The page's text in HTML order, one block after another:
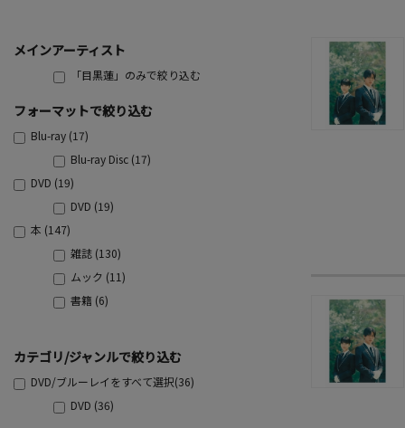
メインアーティスト
「目黒蓮」のみで絞り込む
フォーマットで絞り込む
Blu-ray (17)
Blu-ray Disc (17)
DVD (19)
DVD (19)
本 (147)
雑誌 (130)
ムック (11)
書籍 (6)
カテゴリ/ジャンルで絞り込む
DVD/ブルーレイをすべて選択(36)
DVD (36)